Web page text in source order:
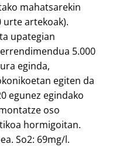
mahatsarekin
urte artekoak).
upategian
5.000
eginda,
egiten da
egunez egindako
oso
hormigoitan.
So2: 69mg/l.